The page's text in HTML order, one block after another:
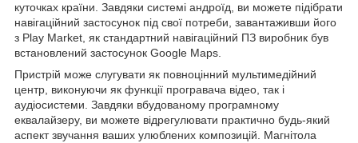
куточках країни. Завдяки системі андроїд, ви можете підібрати
навігаційний застосунок під свої потреби, завантаживши його
з Play Market, як стандартний навігаційний ПЗ виробник був
встановлений застосунок Google Maps.
Пристрій може слугувати як повноцінний мультимедійний
центр, виконуючи як функції програвача відео, так і
аудіосистеми. Завдяки вбудованому програмному
еквалайзеру, ви можете відрегулювати практично будь-який
аспект звучання ваших улюблених композицій. Магнітола